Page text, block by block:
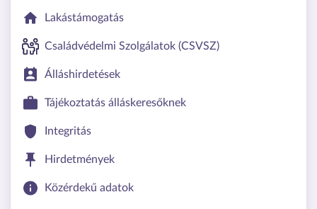
Lakástámogatás
Családvédelmi Szolgálatok (CSVSZ)
Álláshirdetések
Tájékoztatás álláskeresőknek
Integritás
Hirdetmények
Közérdekű adatok